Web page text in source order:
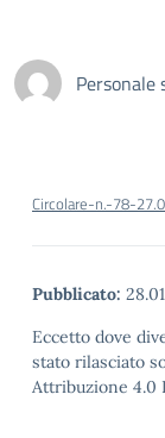
Personale
Circolare-n.-78-
Pubblicato:
Eccetto dove
stato rilasciato
Attribuzione 4.0